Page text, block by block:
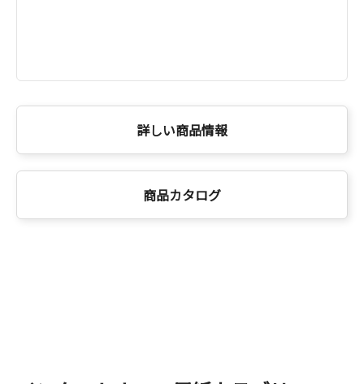
詳しい商品情報
商品カタログ